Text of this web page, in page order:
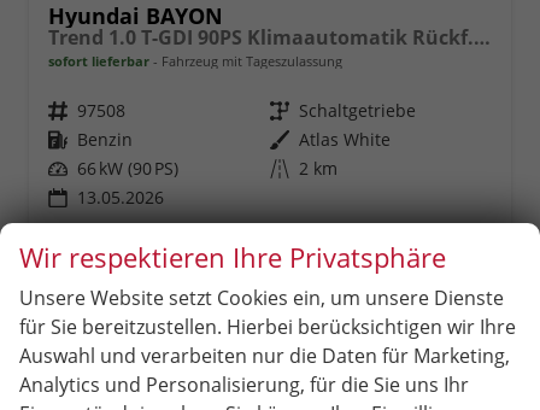
Hyundai BAYON
Trend 1.0 T-GDI 90PS Klimaautomatik Rückf.Kamera Parksensoren Sitzheizung Lenkradheizung Bluetooth Touchscreen Tempomat Apple CarPlay + Android Auto 16"LM
sofort lieferbar Fahrzeug mit Tageszulassung
Fahrzeugnr. 97508 Getriebe Schaltgetriebe
Kraftstoff Benzin Außenfarbe Atlas White
Leistung 66 kW (90 PS) Kilometerstand 2 km
13.05.2026
20.519,– €
incl. 19% MwSt.
Rückruf
anfordern
PDF-
Datei,
Fahrzeugexposé
drucken
Fahrzeug
drucken,
parken
oder
vergleichen
Verbrauch kombiniert:5,90 l/100km
CO2 -Klasse: D
2 -Emissionen: 133,00 g/km
Wir respektieren Ihre Privatsphäre
Unsere Website setzt Cookies ein, um unsere Dienste
für Sie bereitzustellen. Hierbei berücksichtigen wir Ihre
Auswahl und verarbeiten nur die Daten für Marketing,
Analytics und Personalisierung, für die Sie uns Ihr